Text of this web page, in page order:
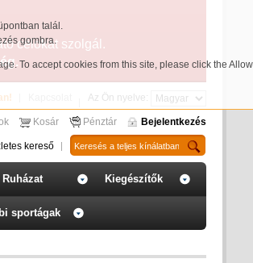
talál.
gombra.
. To accept cookies from this site, please click the
célokat szolgál.
Az Ön nyelve:
Kosár Pénztár Bejelentkezés
kereső
Ruházat Kiegészítők
sportágak